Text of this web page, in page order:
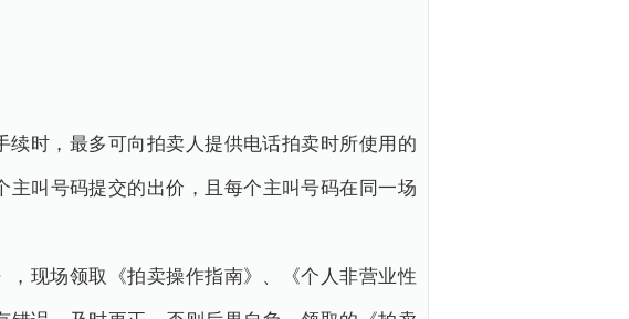
时，最多可向拍卖人提供电话拍卖时所使用的
叫号码提交的出价，且每个主叫号码在同一场
现场领取《拍卖操作指南》、《个人非营业性